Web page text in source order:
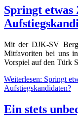
Springt etwas
Mit der DJK-SV
Mitfavoriten bei uns
Vorspiel auf den Türk
Weiterlesen: Springt
Aufstiegskandidaten?
Ein stets